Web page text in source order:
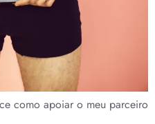
como apoiar o meu parceiro